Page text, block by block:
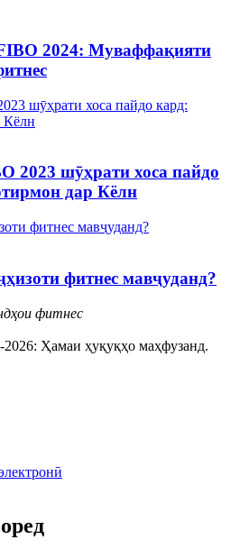
2024: Муваффақияти
2023 шӯҳрати хоса пайдо
дар Кёлн
фитнес мавҷуданд?
фитнес
Ҳамаи ҳуқуқҳо маҳфузанд.